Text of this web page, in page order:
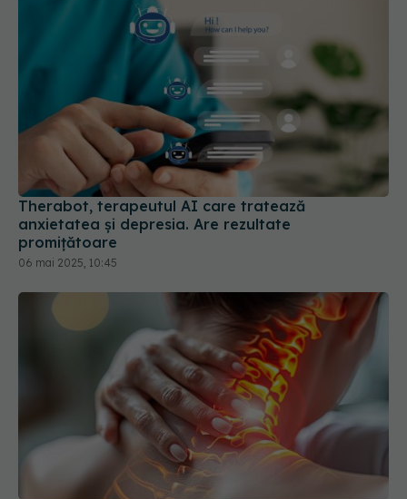
Therabot, terapeutul AI care tratează
anxietatea și depresia. Are rezultate
promițătoare
06 mai 2025, 10:45
Fibromialgia, boala care îți schimbă viața peste
noapte. De ce este considerată cea mai
chinuitoare boală